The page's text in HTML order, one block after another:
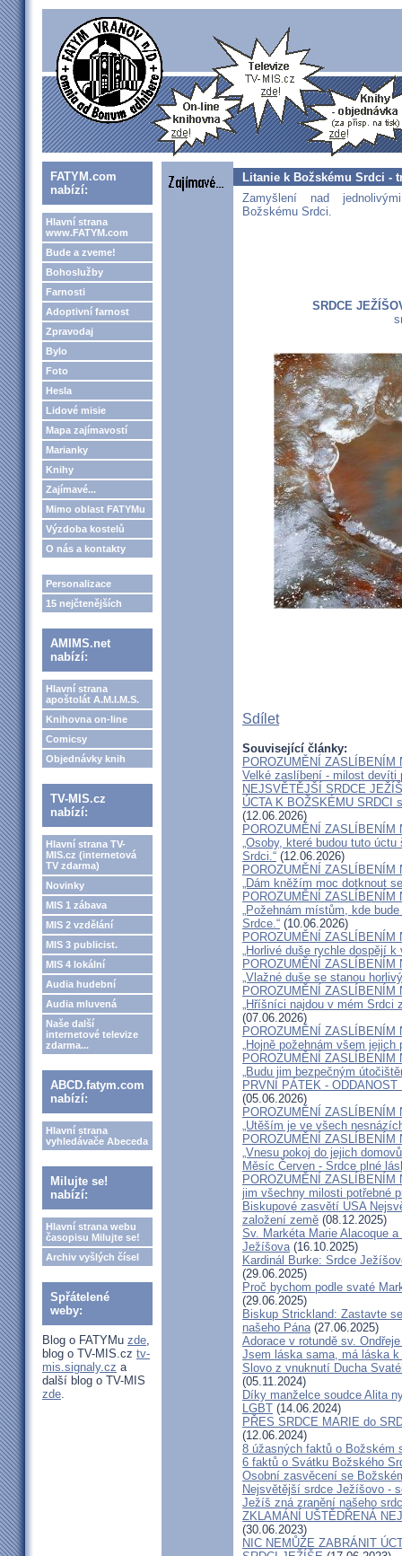
FATYM.com
nabízí:
Hlavní strana
www.FATYM.com
Bude a zveme!
Bohoslužby
Farnosti
Adoptivní farnost
Zpravodaj
Bylo
Foto
Hesla
Lidové misie
Mapa zajímavostí
Marianky
Knihy
Zajímavé...
Mimo oblast FATYMu
Výzdoba kostelů
O nás a kontakty
Personalizace
15 nejčtenějších
AMIMS.net
nabízí:
Hlavní strana
apoštolát A.M.I.M.S.
Knihovna on-line
Comicsy
Objednávky knih
TV-MIS.cz
nabízí:
Hlavní strana TV-
MIS.cz (internetová
TV zdarma)
Novinky
MIS 1 zábava
MIS 2 vzdělání
MIS 3 publicist.
MIS 4 lokální
Audia hudební
Audia mluvená
Naše další
internetové televize
zdarma...
ABCD.fatym.com
nabízí:
Hlavní strana
vyhledávače Abeceda
Milujte se!
nabízí:
Hlavní strana webu
časopisu Milujte se!
Archiv vyšlých čísel
Spřátelené
weby:
Blog o FATYMu zde,
blog o TV-MIS.cz tv-
mis.signaly.cz a
další blog o TV-MIS
zde.
Litanie k Božskému Srdci -
Zamyšlení nad
Božskému Srdci.
SRDCE
Sdílet
Související články:
POROZUMĚNÍ
Velké zaslíbení - milost devíti
NEJSVĚTĚJŠÍ SRDCE
ÚCTA K BOŽSKÉMU SRDCI
(12.06.2026)
POROZUMĚNÍ
„Osoby, které budou tuto
Srdci.“ (12.06.2026)
POROZUMĚNÍ
„Dám kněžím moc dotknout
POROZUMĚNÍ
„Požehnám místům, kde
Srdce.“ (10.06.2026)
POROZUMĚNÍ
„Horlivé duše rychle dospějí
POROZUMĚNÍ
„Vlažné duše se stanou
POROZUMĚNÍ
„Hříšníci najdou v mém Srdci
(07.06.2026)
POROZUMĚNÍ
„Hojně požehnám všem jejich
POROZUMĚNÍ
„Budu jim bezpečným
PRVNÍ PÁTEK -
(05.06.2026)
POROZUMĚNÍ
„Utěším je ve všech
POROZUMĚNÍ
„Vnesu pokoj do jejich
Měsíc Červen - Srdce plné
POROZUMĚNÍ ZASLÍBENÍM
jim všechny milosti potřebné
Biskupové zasvětí USA
založení země (08.12.2025)
Sv. Markéta Marie Alacoque
Ježíšova(16.10.2025)
Kardinál Burke: Srdce
(29.06.2025)
Proč bychom podle svaté
(29.06.2025)
Biskup Strickland: Zastavte
našeho Pána(27.06.2025)
Adorace v rotundě sv.
Jsem láska sama, má láska
Slovo z vnuknutí Ducha
(05.11.2024)
Díky manželce soudce Alita
LGBT (14.06.2024)
PŘES SRDCE MARIE do
(12.06.2024)
8 úžasných faktů o Božském
6 faktů o Svátku Božského
Osobní zasvěcení se
Nejsvětější srdce Ježíšovo -
Ježíš zná zranění našeho
ZKLAMÁNÍ UŠTĚDŘENÁ
(30.06.2023)
NIC NEMŮŽE ZABRÁNIT